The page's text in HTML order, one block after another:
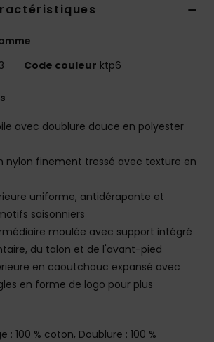
Code couleur ktp6
avec doublure douce en polyester
nylon finement tressé avec texture en
uniforme, antidérapante et
saisonniers
moulée avec support intégré
du talon et de l'avant-pied
en caoutchouc expansé avec
en forme de logo pour plus
: 100 % coton, Doublure : 100 %